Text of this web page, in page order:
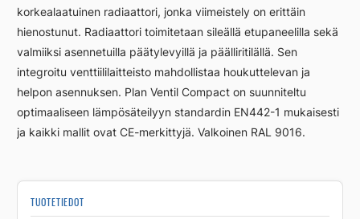
määrä
korkealaatuinen radiaattori, jonka viimeistely on erittäin
hienostunut. Radiaattori toimitetaan sileällä etupaneelilla sekä
valmiiksi asennetuilla päätylevyillä ja päälliritilällä. Sen
integroitu venttiililaitteisto mahdollistaa houkuttelevan ja
helpon asennuksen. Plan Ventil Compact on suunniteltu
optimaaliseen lämpösäteilyyn standardin EN442-1 mukaisesti
ja kaikki mallit ovat CE-merkittyjä. Valkoinen RAL 9016.
TUOTETIEDOT